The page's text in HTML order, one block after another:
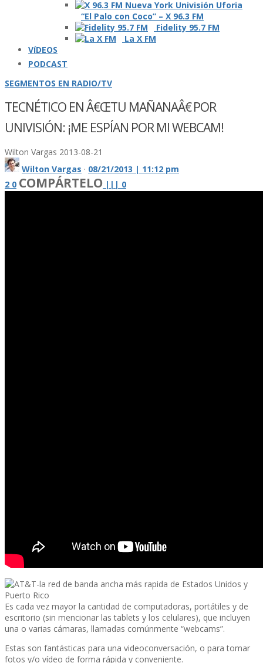
“El Palo con Coco” – X 96.3 FM
Fidelity 95.7 FM
La X FM
VíDEOS
PODCAST
SEGMENTOS EN RADIO/TV
TECNÉTICO EN Â€ŒTU MAÑANAÂ€ POR
UNIVISIÓN: ¡ME ESPÍ­AN POR MI WEBCAM!
Wilton Vargas 2013-08-21
Wilton Vargas · 08/21/2013 | 11:12 pm
2 0 COMPÁRTELO | | | 0
Es cada vez mayor la cantidad de computadoras, portátiles y de
escritorio (sin mencionar las tablets y los celulares), que incluyen
una o varias cámaras, llamadas comúnmente “webcams”.
Estas son fantásticas para una videoconversación, o para tomar
fotos y/o ví­deo de forma rápida y conveniente.